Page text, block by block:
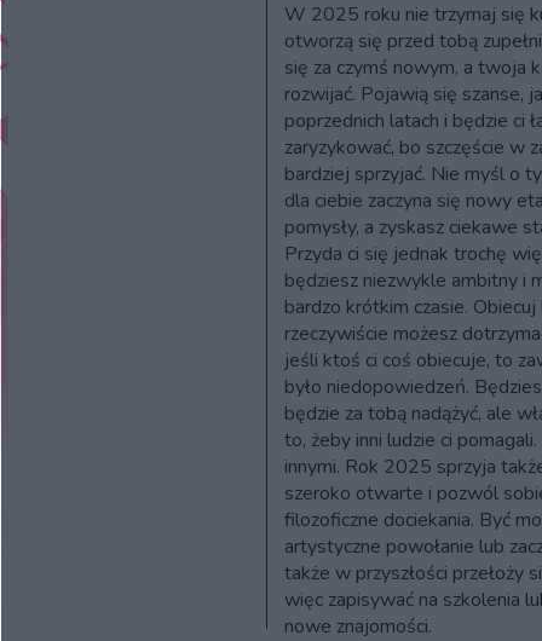
W 2025 roku nie trzymaj się
otworzą się przed tobą
się za czymś nowym, a twoja
rozwijać. Pojawią się szanse,
poprzednich latach i będzie ci
zaryzykować, bo szczęście w
bardziej sprzyjać. Nie myśl o
dla ciebie zaczyna się nowy
pomysły, a zyskasz ciekawe
Przyda ci się jednak trochę
będziesz niezwykle ambitny i
bardzo krótkim czasie.
rzeczywiście możesz
jeśli ktoś ci coś obiecuje, to
było niedopowiedzeń.
będzie za tobą nadążyć, ale
to, żeby inni ludzie ci
innymi. Rok 2025 sprzyja
szeroko otwarte i pozwól
filozoficzne dociekania. Być
artystyczne powołanie lub
także w przyszłości przełoży
więc zapisywać na szkolenia
nowe znajomości.